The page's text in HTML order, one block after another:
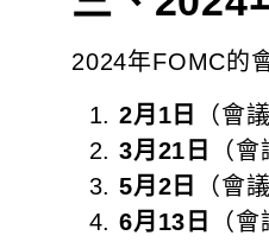
2024年FOMC的
2月1日 （會
3月21日
（
5月2日
（會
6月13日
（